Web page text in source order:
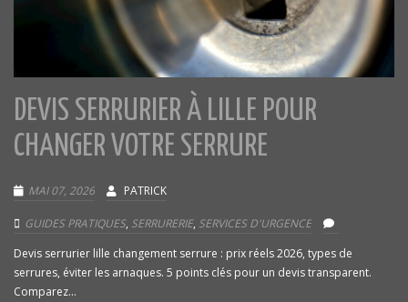
DEVIS SERRURIER À LILLE POUR
CHANGER VOTRE SERRURE
MAI 07, 2026 PATRICK
GUIDES PRATIQUES, SERRURERIE, SERVICES D'URGENCE
Devis serrurier lille changement serrure : prix réels 2026, types de
serrures, éviter les arnaques. 5 points clés pour un devis transparent.
Comparez...